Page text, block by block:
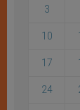
3
10
17
24